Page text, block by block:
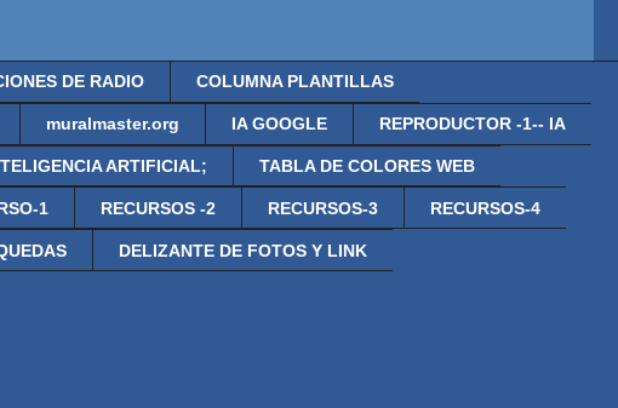
DE RADIO COLUMNA PLANTILLAS
muralmaster.org IA GOOGLE REPRODUCTOR -1-- IA
ARTIFICIAL; TABLA DE COLORES WEB
1 RECURSOS -2 RECURSOS-3 RECURSOS-4
DELIZANTE DE FOTOS Y LINK